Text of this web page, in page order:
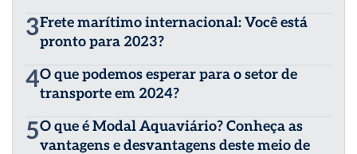
3Frete marítimo internacional: Você está
pronto para 2023?
4O que podemos esperar para o setor de
transporte em 2024?
5O que é Modal Aquaviário? Conheça as
vantagens e desvantagens deste meio de